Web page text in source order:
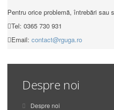
Pentru orice problemă, întrebări sau
Tel: 0365 730 931
Email: contact@rguga.ro
Despre noi
Despre noi